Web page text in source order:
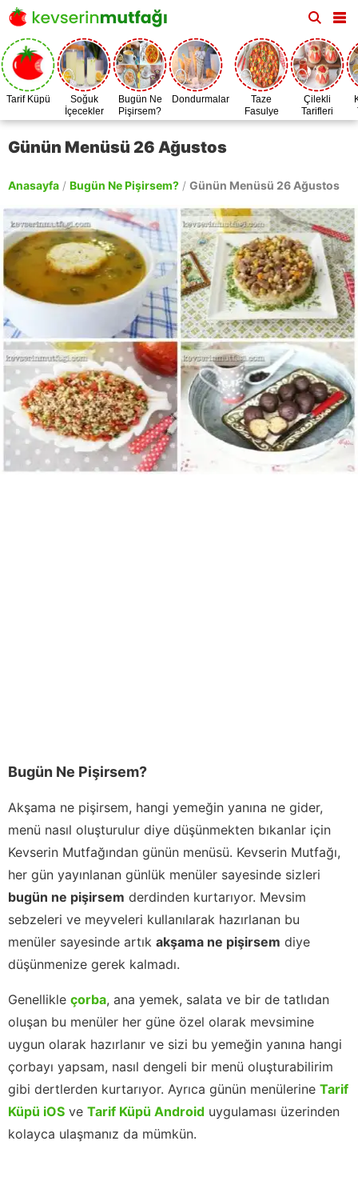
Tarif Küpü
Soğuk
İçecekler
Bugün Ne
Pişirsem?
Dondurmalar
Taze
Fasulye
Zamanı
Çilekli
Tarifleri
Günün Menüsü 26 Ağustos
Anasayfa / Bugün Ne Pişirsem? / Günün Menüsü 26 Ağustos
Bugün Ne Pişirsem?
Akşama ne pişirsem, hangi yemeğin yanına ne gider,
menü nasıl oluşturulur diye düşünmekten bıkanlar için
Kevserin Mutfağından günün menüsü. Kevserin Mutfağı,
her gün yayınlanan günlük menüler sayesinde sizleri
bugün ne pişirsem derdinden kurtarıyor. Mevsim
sebzeleri ve meyveleri kullanılarak hazırlanan bu
menüler sayesinde artık akşama ne pişirsem diye
düşünmenize gerek kalmadı.
Genellikle çorba, ana yemek, salata ve bir de tatlıdan
oluşan bu menüler her güne özel olarak mevsimine
uygun olarak hazırlanır ve sizi bu yemeğin yanına hangi
çorbayı yapsam, nasıl dengeli bir menü oluşturabilirim
gibi dertlerden kurtarıyor. Ayrıca günün menülerine Tarif
Küpü iOS ve Tarif Küpü Android uygulaması üzerinden
kolayca ulaşmanız da mümkün.